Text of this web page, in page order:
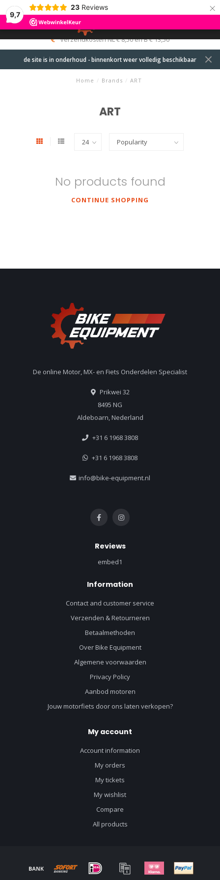
9,7
23 Reviews ×
MENU
0
verzendkosten NL € 8,50 en B € 13,50
de site is in onderhoud - binnenkort weer volledig beschikbaar
Home / Brands / ART
ART
No products found
CONTINUE SHOPPING
De online Motor, MX- en Fiets Onderdelen Specialist
Prikwei 32
8495 NG
Aldeboarn, Nederland
+31 6 1968 3808
+31 6 1968 3808
info@bike-equipment.nl
Reviews
embed1
Information
Contact and customer service
Verzenden & Retourneren
Betaalmethoden
Over Bike Equipment
Algemene voorwaarden
Privacy Policy
Aanbod motoren
Jouw motorfiets door ons laten verkopen?
My account
Account information
My orders
My tickets
My wishlist
Compare
All products